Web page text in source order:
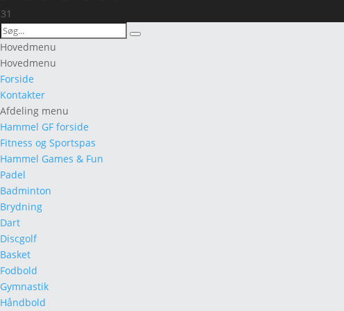
31
Search
for:
Search
Hovedmenu
Hovedmenu
Forside
Kontakter
Afdeling menu
Hammel GF forside
Fitness og Sportspas
Hammel Games & Fun
Padel
Badminton
Brydning
Dart
Discgolf
Basket
Fodbold
Gymnastik
Håndbold